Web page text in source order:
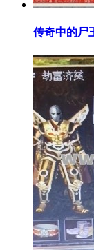
传奇中的尸